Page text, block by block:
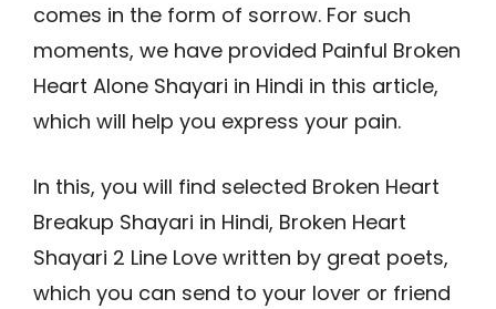
comes in the form of sorrow. For such
moments, we have provided Painful Broken
Heart Alone Shayari in Hindi in this article,
which will help you express your pain.
In this, you will find selected Broken Heart
Breakup Shayari in Hindi, Broken Heart
Shayari 2 Line Love written by great poets,
which you can send to your lover or friend